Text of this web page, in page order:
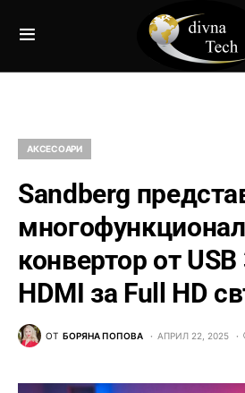
АКСЕСОАРИ
Sandberg
конвертор от
HDMI за Full HD
ОТ БОРЯНА ПОПОВА АПРИЛ 22, 2025